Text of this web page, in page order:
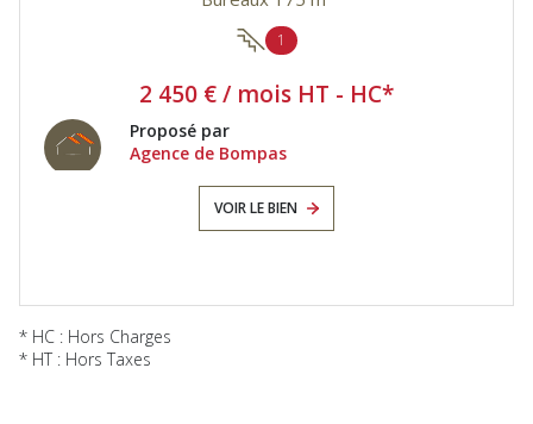
1
2 450 € / mois HT - HC*
Proposé par
Agence de Bompas
VOIR LE BIEN
* HC : Hors Charges
* HT : Hors Taxes